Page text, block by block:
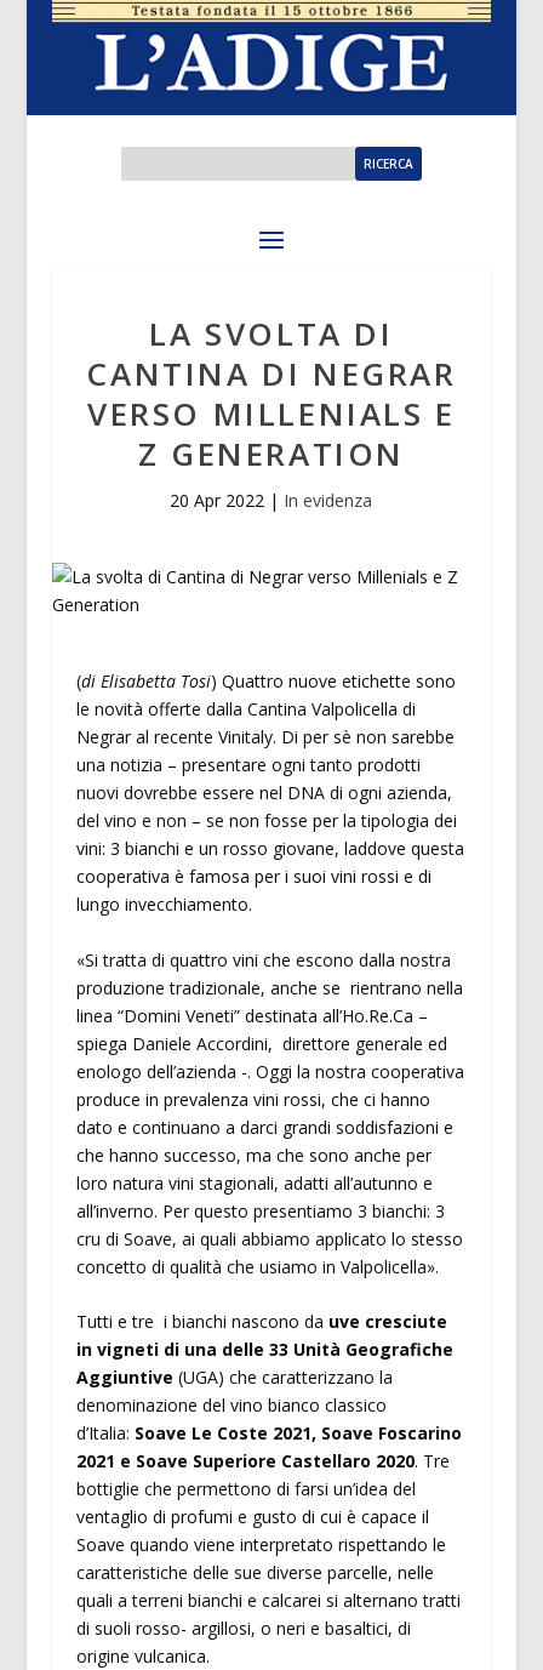
LA SVOLTA DI
CANTINA DI NEGRAR
VERSO MILLENIALS E
Z GENERATION
20 Apr 2022 | In evidenza
(di Elisabetta Tosi) Quattro nuove etichette sono
le novità offerte dalla Cantina Valpolicella di
Negrar al recente Vinitaly. Di per sè non sarebbe
una notizia – presentare ogni tanto prodotti
nuovi dovrebbe essere nel DNA di ogni azienda,
del vino e non – se non fosse per la tipologia dei
vini: 3 bianchi e un rosso giovane, laddove questa
cooperativa è famosa per i suoi vini rossi e di
lungo invecchiamento.
«Si tratta di quattro vini che escono dalla nostra
produzione tradizionale, anche se rientrano nella
linea “Domini Veneti” destinata all’Ho.Re.Ca –
spiega Daniele Accordini, direttore generale ed
enologo dell’azienda -. Oggi la nostra cooperativa
produce in prevalenza vini rossi, che ci hanno
dato e continuano a darci grandi soddisfazioni e
che hanno successo, ma che sono anche per
loro natura vini stagionali, adatti all’autunno e
all’inverno. Per questo presentiamo 3 bianchi: 3
cru di Soave, ai quali abbiamo applicato lo stesso
concetto di qualità che usiamo in Valpolicella».
Tutti e tre i bianchi nascono da uve cresciute
in vigneti di una delle 33 Unità Geografiche
Aggiuntive (UGA) che caratterizzano la
denominazione del vino bianco classico
d’Italia: Soave Le Coste 2021, Soave Foscarino
2021 e Soave Superiore Castellaro 2020. Tre
bottiglie che permettono di farsi un’idea del
ventaglio di profumi e gusto di cui è capace il
Soave quando viene interpretato rispettando le
caratteristiche delle sue diverse parcelle, nelle
quali a terreni bianchi e calcarei si alternano tratti
di suoli rosso- argillosi, o neri e basaltici, di
origine vulcanica.